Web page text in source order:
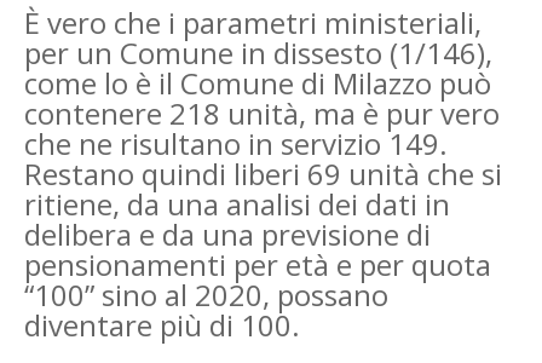
È vero che i parametri ministeriali,
per un Comune in dissesto (1/146),
come lo è il Comune di Milazzo può
contenere 218 unità, ma è pur vero
che ne risultano in servizio 149.
Restano quindi liberi 69 unità che si
ritiene, da una analisi dei dati in
delibera e da una previsione di
pensionamenti per età e per quota
“100” sino al 2020, possano
diventare più di 100.